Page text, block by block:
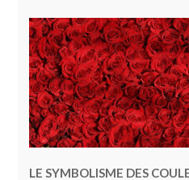
LE SYMBOLISME DES